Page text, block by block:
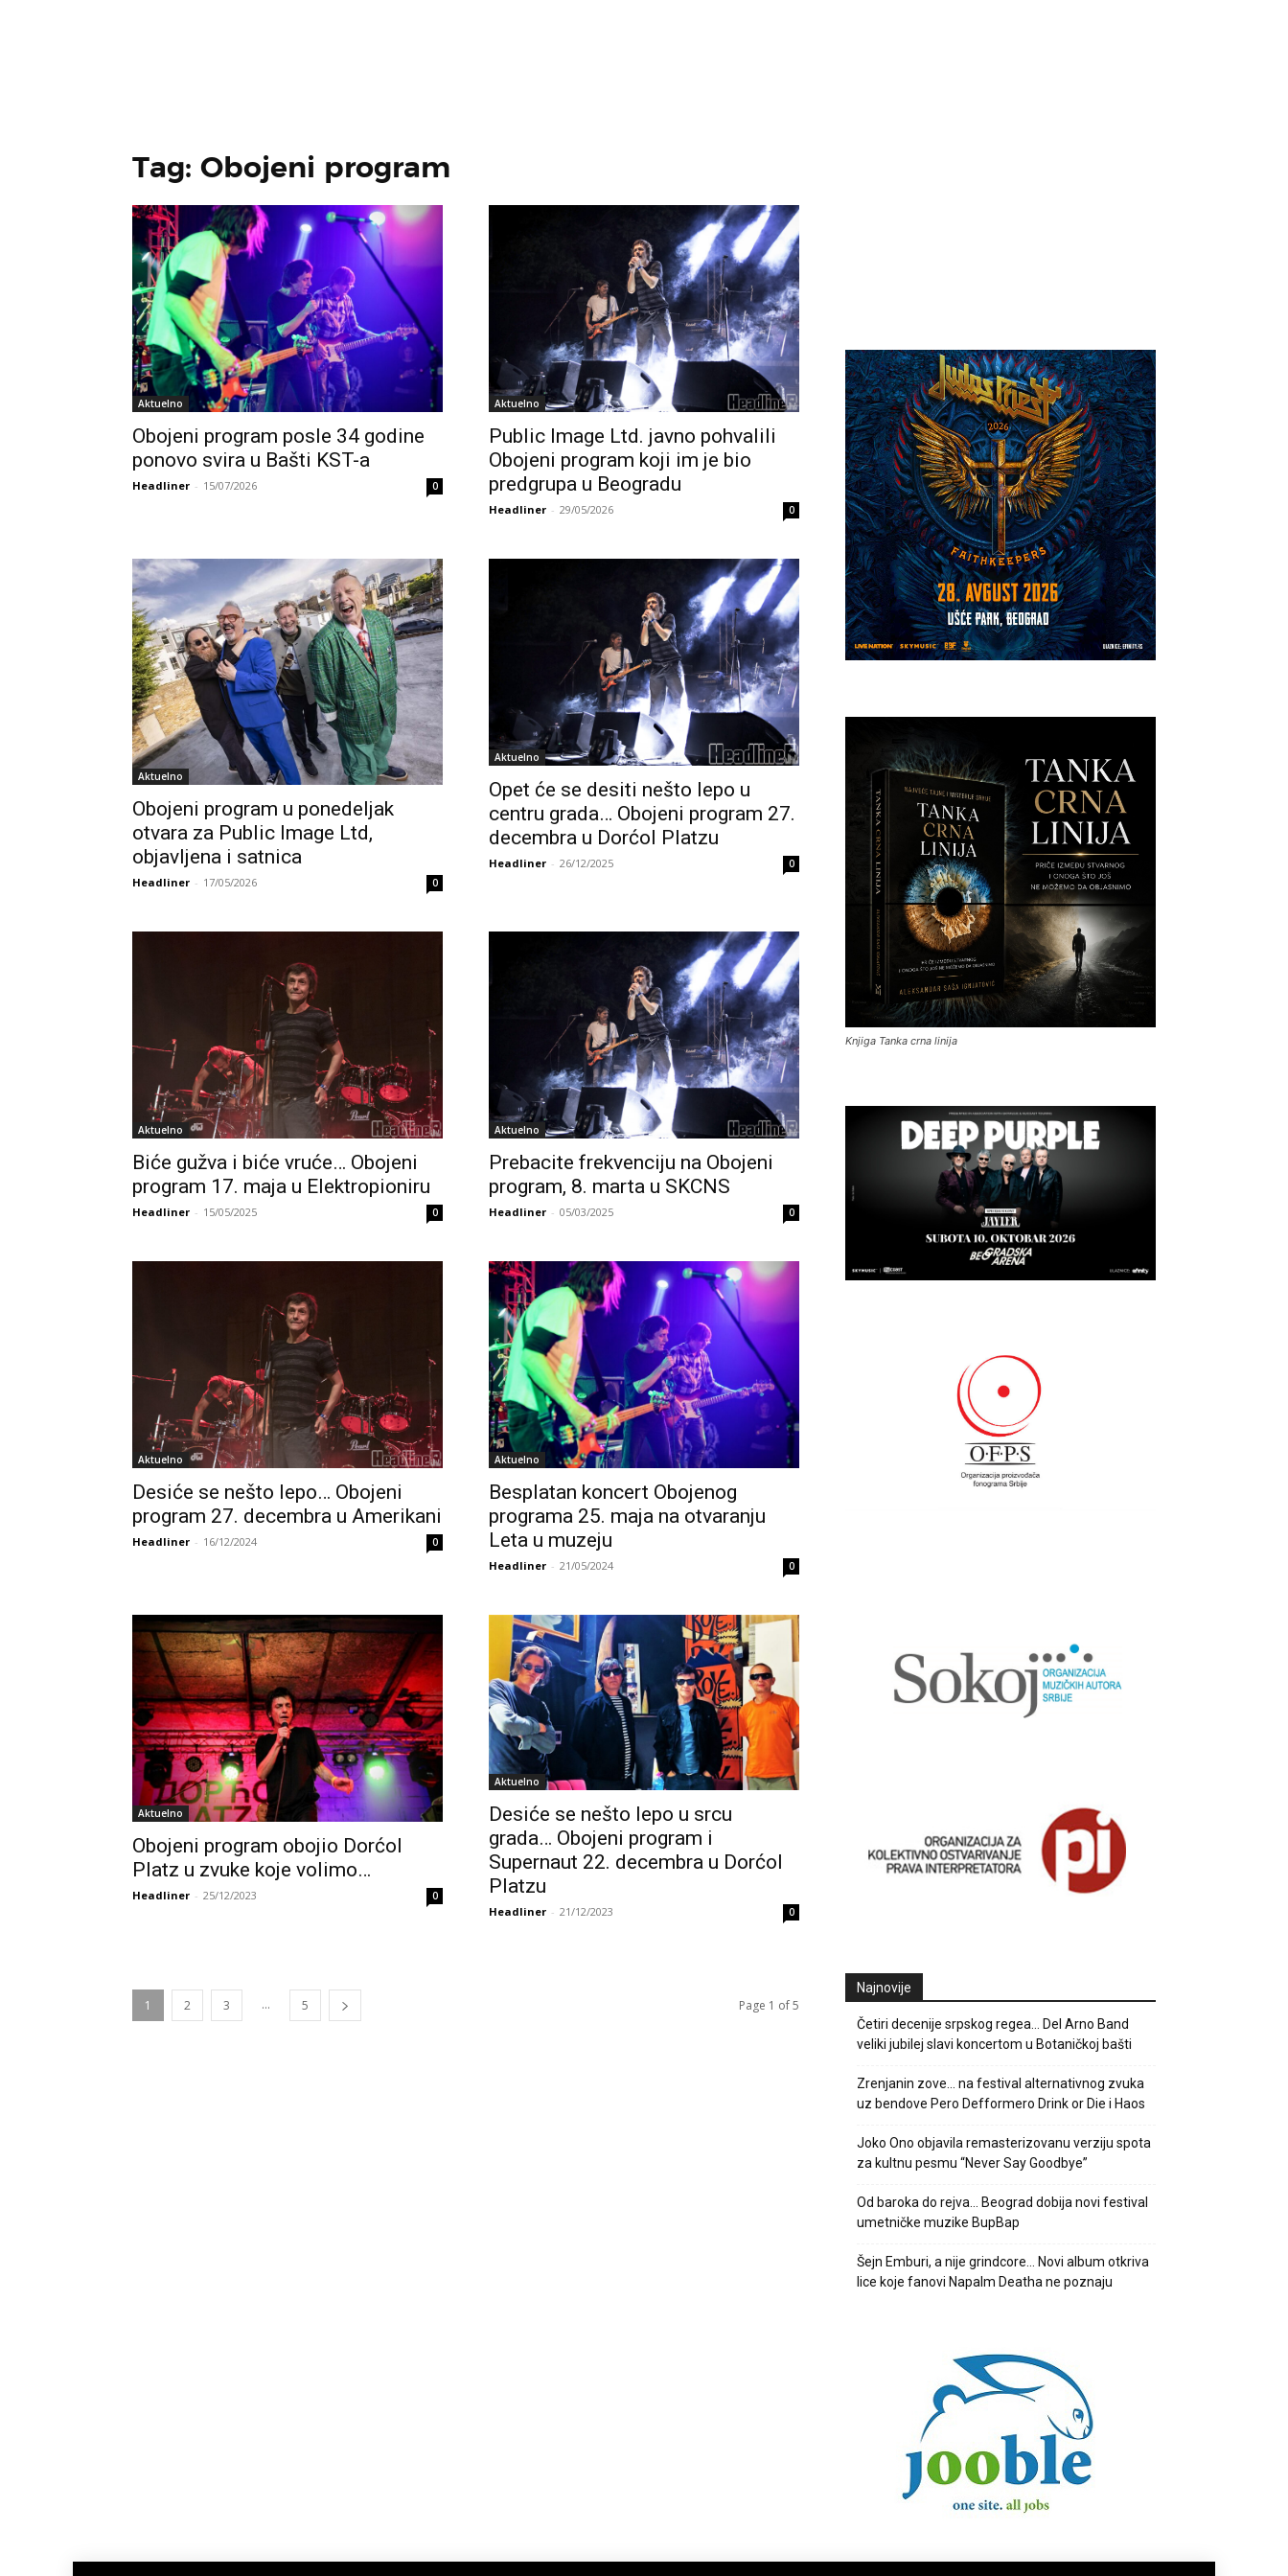
Tag: Obojeni program
Aktuelno
Obojeni program posle 34 godine
ponovo svira u Bašti KST-a
Headliner - 15/07/2026 0
Aktuelno
Public Image Ltd. javno pohvalili
Obojeni program koji im je bio
predgrupa u Beogradu
Headliner - 29/05/2026 0
Aktuelno
Obojeni program u ponedeljak
otvara za Public Image Ltd,
objavljena i satnica
Headliner - 17/05/2026 0
Aktuelno
Opet će se desiti nešto lepo u
centru grada… Obojeni program 27.
decembra u Dorćol Platzu
Headliner - 26/12/2025 0
Aktuelno
Biće gužva i biće vruće… Obojeni
program 17. maja u Elektropioniru
Headliner - 15/05/2025 0
Aktuelno
Prebacite frekvenciju na Obojeni
program, 8. marta u SKCNS
Headliner - 05/03/2025 0
Aktuelno
Desiće se nešto lepo… Obojeni
program 27. decembra u Amerikani
Headliner - 16/12/2024 0
Aktuelno
Besplatan koncert Obojenog
programa 25. maja na otvaranju
Leta u muzeju
Headliner - 21/05/2024 0
Aktuelno
Obojeni program obojio Dorćol
Platz u zvuke koje volimo…
Headliner - 25/12/2023 0
Aktuelno
Desiće se nešto lepo u srcu
grada… Obojeni program i
Supernaut 22. decembra u Dorćol
Platzu
Headliner - 21/12/2023 0
1 2 3 ... 5 Page 1 of 5
Knjiga Tanka crna linija
Najnovije
Četiri decenije srpskog regea… Del Arno Band
veliki jubilej slavi koncertom u Botaničkoj bašti
Zrenjanin zove… na festival alternativnog zvuka
uz bendove Pero Defformero Drink or Die i Haos
Joko Ono objavila remasterizovanu verziju spota
za kultnu pesmu “Never Say Goodbye”
Od baroka do rejva… Beograd dobija novi festival
umetničke muzike BupBap
Šejn Emburi, a nije grindcore… Novi album otkriva
lice koje fanovi Napalm Deatha ne poznaju